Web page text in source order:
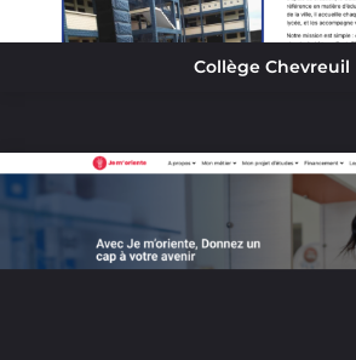
Collège Chevreuil